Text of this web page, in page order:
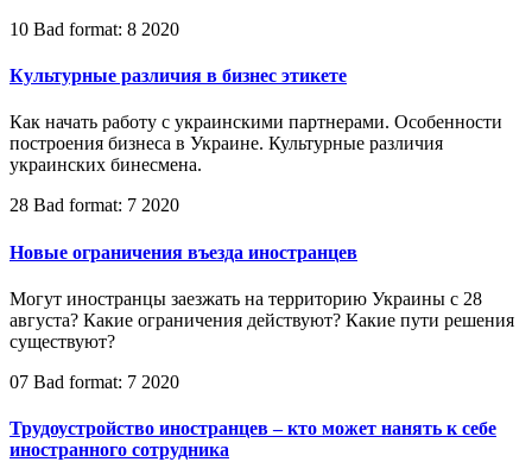
10 Bad format: 8 2020
Культурные различия в бизнес этикете
Как начать работу с украинскими партнерами. Особенности
построения бизнеса в Украине. Культурные различия
украинских бинесмена.
28 Bad format: 7 2020
Новые ограничения въезда иностранцев
Могут иностранцы заезжать на территорию Украины с 28
августа? Какие ограничения действуют? Какие пути решения
существуют?
07 Bad format: 7 2020
Трудоустройство иностранцев – кто может нанять к себе
иностранного сотрудника